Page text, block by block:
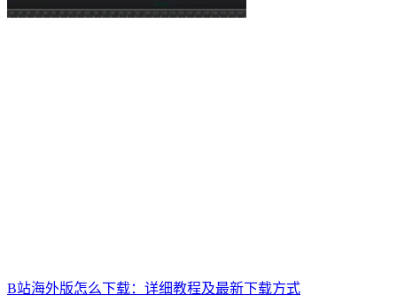
B站海外版怎么下载：详细教程及最新下载方式